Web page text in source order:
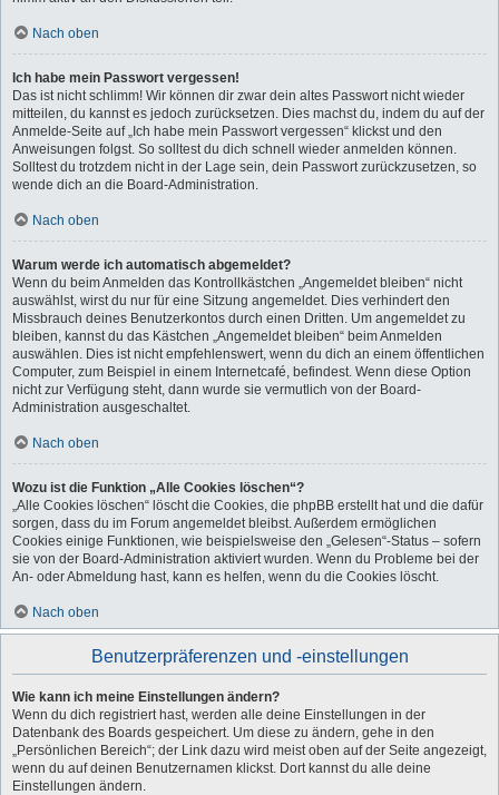
Nach oben
Ich habe mein Passwort vergessen!
Das ist nicht schlimm! Wir können dir zwar dein altes Passwort nicht wieder
mitteilen, du kannst es jedoch zurücksetzen. Dies machst du, indem du auf der
Anmelde-Seite auf „Ich habe mein Passwort vergessen“ klickst und den
Anweisungen folgst. So solltest du dich schnell wieder anmelden können.
Solltest du trotzdem nicht in der Lage sein, dein Passwort zurückzusetzen, so
wende dich an die Board-Administration.
Nach oben
Warum werde ich automatisch abgemeldet?
Wenn du beim Anmelden das Kontrollkästchen „Angemeldet bleiben“ nicht
auswählst, wirst du nur für eine Sitzung angemeldet. Dies verhindert den
Missbrauch deines Benutzerkontos durch einen Dritten. Um angemeldet zu
bleiben, kannst du das Kästchen „Angemeldet bleiben“ beim Anmelden
auswählen. Dies ist nicht empfehlenswert, wenn du dich an einem öffentlichen
Computer, zum Beispiel in einem Internetcafé, befindest. Wenn diese Option
nicht zur Verfügung steht, dann wurde sie vermutlich von der Board-
Administration ausgeschaltet.
Nach oben
Wozu ist die Funktion „Alle Cookies löschen“?
„Alle Cookies löschen“ löscht die Cookies, die phpBB erstellt hat und die dafür
sorgen, dass du im Forum angemeldet bleibst. Außerdem ermöglichen
Cookies einige Funktionen, wie beispielsweise den „Gelesen“-Status – sofern
sie von der Board-Administration aktiviert wurden. Wenn du Probleme bei der
An- oder Abmeldung hast, kann es helfen, wenn du die Cookies löscht.
Nach oben
Benutzerpräferenzen und -einstellungen
Wie kann ich meine Einstellungen ändern?
Wenn du dich registriert hast, werden alle deine Einstellungen in der
Datenbank des Boards gespeichert. Um diese zu ändern, gehe in den
„Persönlichen Bereich“; der Link dazu wird meist oben auf der Seite angezeigt,
wenn du auf deinen Benutzernamen klickst. Dort kannst du alle deine
Einstellungen ändern.